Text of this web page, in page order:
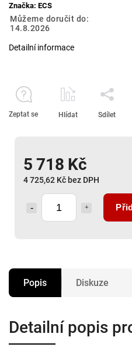
Značka: ECS
5 718 Kč
4 725,62 Kč bez DPH
Můžeme doručit do:
14.8.2026
Detailní informace
Zeptat se Hlídat Sdílet
Popis Diskuze
Detailní popis